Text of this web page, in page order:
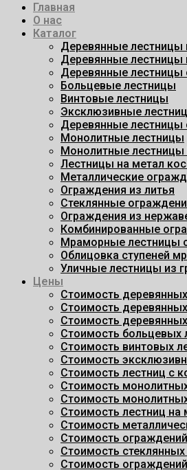
Главная
О нас
Каталог
Деревянные лестницы
Деревянные лестницы
Деревянные лестницы
Больцевые лестницы
Винтовые лестницы
Эксклюзивные
Деревянные лестницы
Монолитные лестницы
Монолитные
Лестницы на метал
Металлические
Ограждения из литья
Стеклянные
Ограждения из
Комбинированные
Мраморные лестницы
Облицовка ступеней
Уличные лестницы из
Цены
Стоимость
Стоимость
Стоимость
Стоимость больцевых
Стоимость винтовых
Стоимость
Стоимость лестниц с
Стоимость
Стоимость
Стоимость лестниц на
Стоимость
Стоимость
Стоимость
Стоимость